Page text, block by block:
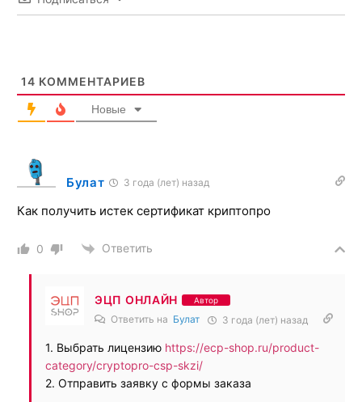
окончании сроков!
Установить бесплатно
14 КОММЕНТАРИЕВ
Новые
Булат 3 года (лет) назад
Как получить истек сертификат криптопро
0 Ответить
ЭЦП ОНЛАЙН Автор
Ответить на Булат 3 года (лет) назад
1. Выбрать лицензию https://ecp-shop.ru/product-
category/cryptopro-csp-skzi/
2. Отправить заявку с формы заказа